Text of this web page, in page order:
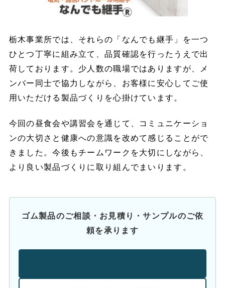
栃木事業所では、それらの「なんでも継手」を一つ
ひとつ丁寧に組み立て、品質確認を行ったうえで出
荷しております。少人数の職場ではありますが、メ
ンバー同士で協力しながら、お客様に安心してご使
用いただける製品づくりを心掛けています。
今回の昼食会や講習会を通じて、コミュニケーショ
ンの大切さと健康への意識を改めて感じることがで
きました。今後もチームワークを大切にしながら、
より良い製品づくりに取り組んでまいります。
ゴム製品のご相談・お見積り・サンプルのご依
頼を承ります